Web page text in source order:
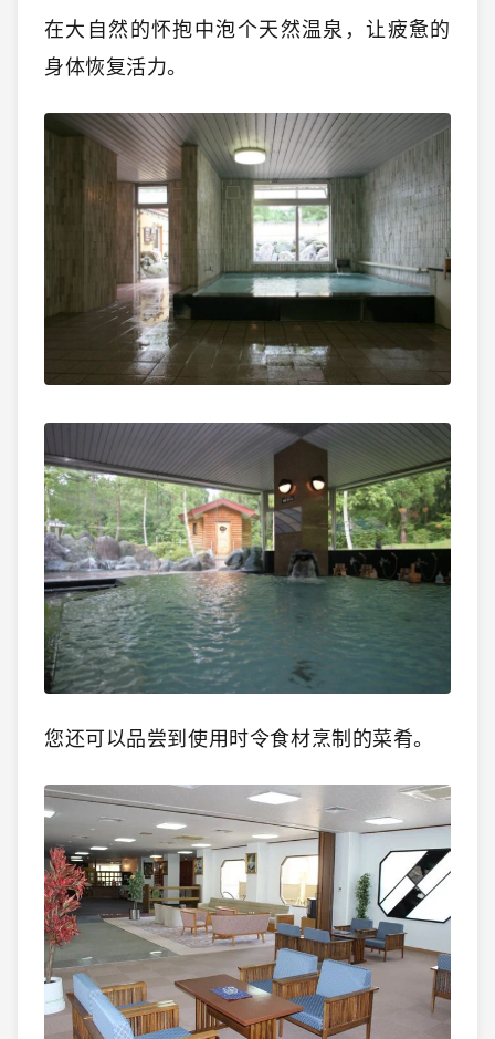
在大自然的怀抱中泡个天然温泉，让疲惫的
身体恢复活力。
您还可以品尝到使用时令食材烹制的菜肴。